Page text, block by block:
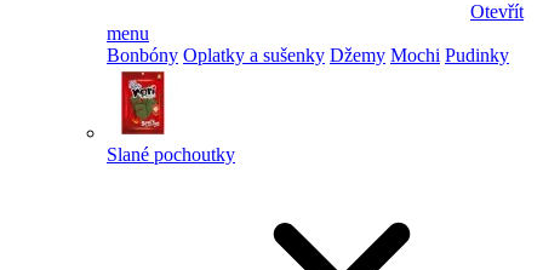
Otevřít
menu
Bonbóny Oplatky a sušenky Džemy Mochi Pudinky
Slané pochoutky